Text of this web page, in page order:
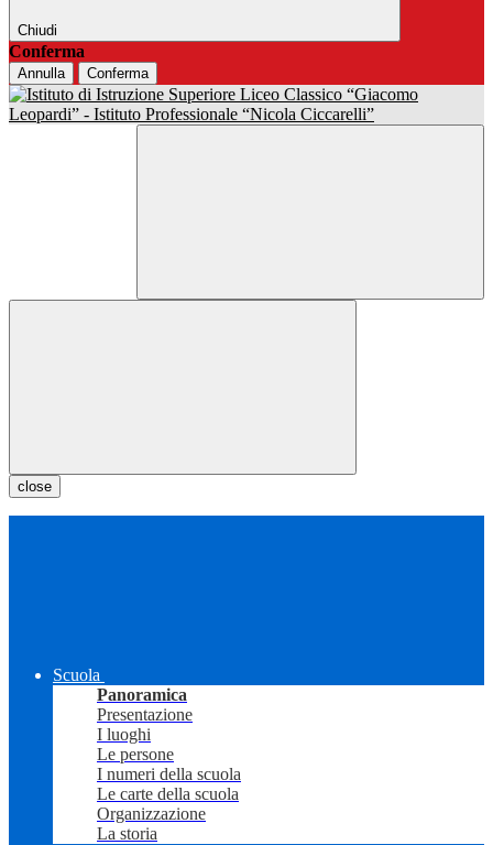
Chiudi
Conferma
Annulla Conferma
close
Scuola
Panoramica
Presentazione
I luoghi
Le persone
I numeri della scuola
Le carte della scuola
Organizzazione
La storia